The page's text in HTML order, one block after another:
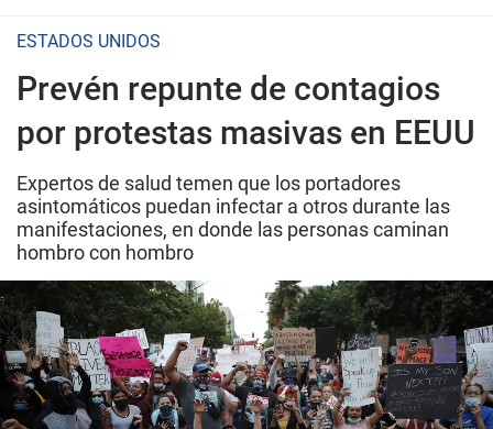
ESTADOS UNIDOS
Prevén repunte de contagios
por protestas masivas en EEUU
Expertos de salud temen que los portadores
asintomáticos puedan infectar a otros durante las
manifestaciones, en donde las personas caminan
hombro con hombro